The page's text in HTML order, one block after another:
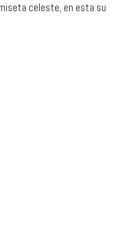
celeste, en esta su